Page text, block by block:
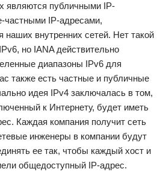
являются публичными IP-
частными IP-адресами,
наших внутренних сетей. Нет такой
но IANA действительно
диапазоны IPv6 для
также есть частные и публичные
идея IPv4 заключалась в том,
к Интернету, будет иметь
Каждая компания получит сеть
инженеры в компании будут
ее так, чтобы каждый хост и
общедоступный IP-адрес.